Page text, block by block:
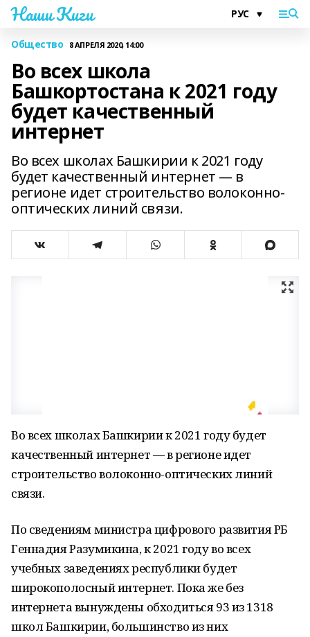
Наши Киги
Общество 8 АПРЕЛЯ 2020, 14:00
Во всех школа
Башкортостана к 2021 году
будет качественный
интернет
Во всех школах Башкирии к 2021 году
будет качественный интернет — в
регионе идет строительство волоконно-
оптических линий связи.
Во всех школах Башкирии к 2021 году будет
качественный интернет — в регионе идет
строительство волоконно-оптических линий
связи.
По сведениям министра цифрового развития РБ
Геннадия Разумикина, к 2021 году во всех
учебных заведениях республики будет
широкополосный интернет. Пока же без
интернета вынуждены обходиться 93 из 1318
школ Башкирии, большинство из них